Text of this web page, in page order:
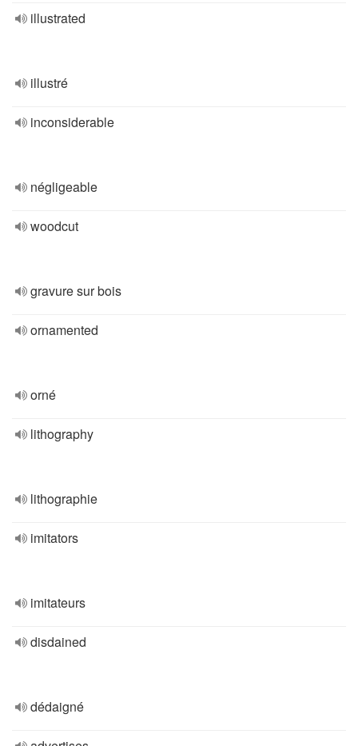
illustrated
illustré
inconsiderable
négligeable
woodcut
gravure sur bois
ornamented
orné
lithography
lithographie
imitators
imitateurs
disdained
dédaigné